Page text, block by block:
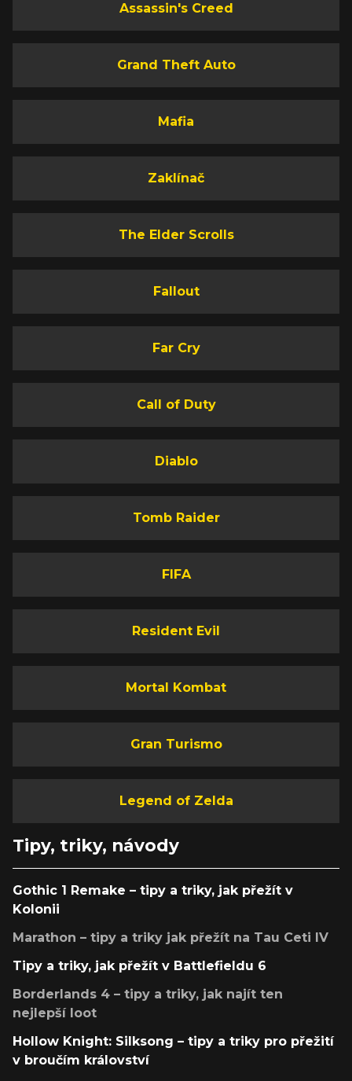
Assassin's Creed
Grand Theft Auto
Mafia
Zaklínač
The Elder Scrolls
Fallout
Far Cry
Call of Duty
Diablo
Tomb Raider
FIFA
Resident Evil
Mortal Kombat
Gran Turismo
Legend of Zelda
Tipy, triky, návody
Gothic 1 Remake – tipy a triky, jak přežít v
Kolonii
Marathon – tipy a triky jak přežít na Tau Ceti IV
Tipy a triky, jak přežít v Battlefieldu 6
Borderlands 4 – tipy a triky, jak najít ten
nejlepší loot
Hollow Knight: Silksong – tipy a triky pro přežití
v broučím království